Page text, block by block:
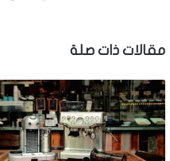
أ
ن
ج
ل
و
مقالات ذات صلة